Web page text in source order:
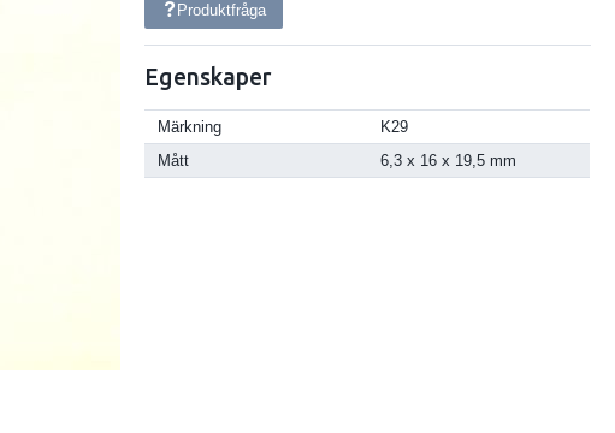
Produktfråga
Egenskaper
Märkning
K29
Mått
6,3 x 16 x 19,5 mm